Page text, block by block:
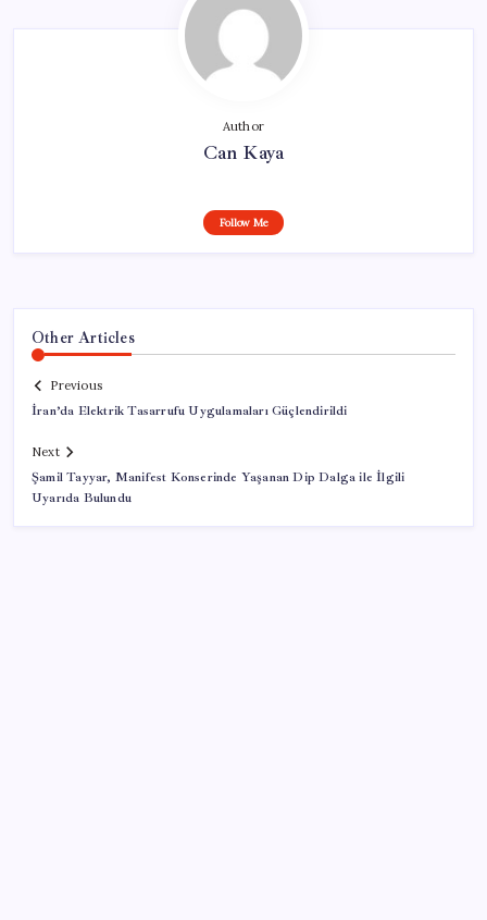
Author
Can Kaya
Follow Me
Other Articles
Previous
İran’da Elektrik Tasarrufu Uygulamaları Güçlendirildi
Next
Şamil Tayyar, Manifest Konserinde Yaşanan Dip Dalga ile İlgili
Uyarıda Bulundu